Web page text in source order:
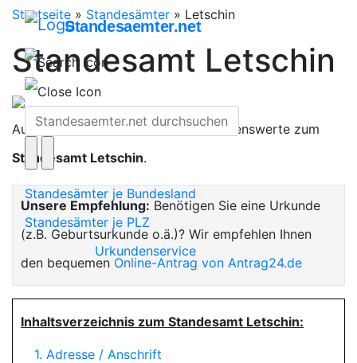
Standesaemter.net
Standesämter je Bundesland
Standesämter je PLZ
Urkundenservice
Startseite » Standesämter » Letschin
Standesamt Letschin
Auf dieser Seite finden Sie alles Wissenswerte zum
Standesamt Letschin.
Unsere Empfehlung: Benötigen Sie eine Urkunde
(z.B. Geburtsurkunde o.ä.)? Wir empfehlen Ihnen
den bequemen Online-Antrag von Antrag24.de
Inhaltsverzeichnis zum Standesamt Letschin:
1. Adresse / Anschrift